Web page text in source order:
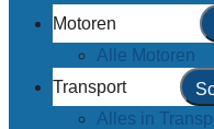
Motoren
Alle Motoren
Transport
Alles in